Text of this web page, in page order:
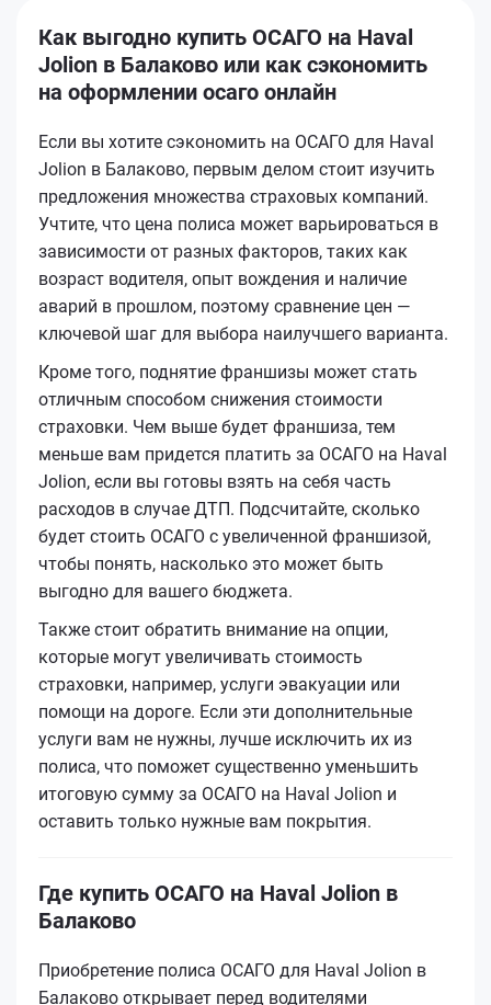
Как выгодно купить ОСАГО на Haval
Jolion в Балаково или как сэкономить
на оформлении осаго онлайн
Если вы хотите сэкономить на ОСАГО для Haval
Jolion в Балаково, первым делом стоит изучить
предложения множества страховых компаний.
Учтите, что цена полиса может варьироваться в
зависимости от разных факторов, таких как
возраст водителя, опыт вождения и наличие
аварий в прошлом, поэтому сравнение цен —
ключевой шаг для выбора наилучшего варианта.
Кроме того, поднятие франшизы может стать
отличным способом снижения стоимости
страховки. Чем выше будет франшиза, тем
меньше вам придется платить за ОСАГО на Haval
Jolion, если вы готовы взять на себя часть
расходов в случае ДТП. Подсчитайте, сколько
будет стоить ОСАГО с увеличенной франшизой,
чтобы понять, насколько это может быть
выгодно для вашего бюджета.
Также стоит обратить внимание на опции,
которые могут увеличивать стоимость
страховки, например, услуги эвакуации или
помощи на дороге. Если эти дополнительные
услуги вам не нужны, лучше исключить их из
полиса, что поможет существенно уменьшить
итоговую сумму за ОСАГО на Haval Jolion и
оставить только нужные вам покрытия.
Где купить ОСАГО на Haval Jolion в
Балаково
Приобретение полиса ОСАГО для Haval Jolion в
Балаково открывает перед водителями